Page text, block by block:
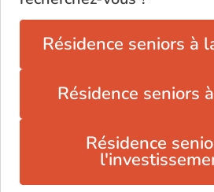
Résidence seniors à
Résidence seniors
Résidence